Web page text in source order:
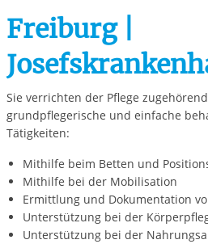
Freiburg |
Sie verrichten der Pflege
grundpflegerische und einfache
Tätigkeiten:
Mithilfe beim Betten und
Mithilfe bei der Mobilisation
Ermittlung und Dokumentation
Unterstützung bei der
Unterstützung bei der